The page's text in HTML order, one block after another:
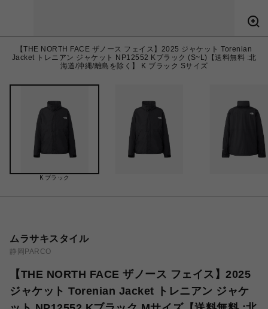
【THE NORTH FACE ザノース フェイス】2025 ジャケット Torenian
Jacket トレニアン ジャケット NP12552 Kブラック (S~L)【送料無料 :北
海道/沖縄/離島を除く】 K ブラック Sサイズ
K ブラック
ムラサキスタイル
静岡PARCO
【THE NORTH FACE ザノース フェイス】2025
ジャケット Torenian Jacket トレニアン ジャケ